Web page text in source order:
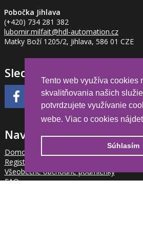
Tento web využíva cookies
skvalitňovania našich
potvrdzujete využívanie
webe. Viac o cookies
Súhlasím
Pobočka Jihlava
(+420) 734 281 382
lubomir.milfait@hdl-automation.cz
Matky Boží 1205/2, Jihlava, 586 01 CZE
Sledujte nás
Navigace
Domov
Registrácia partnera
Všeobecne obchodné podmienky
FAQ